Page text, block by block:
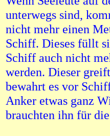
unterwegs sind,
nicht mehr einen
Schiff. Dieses füllt
Schiff auch nicht
werden. Dieser
bewahrt es vor
Anker etwas ganz
brauchten ihn für